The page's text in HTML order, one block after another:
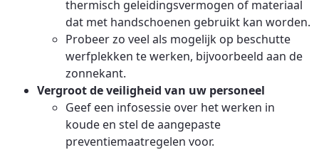
thermisch geleidingsvermogen of materiaal
dat met handschoenen gebruikt kan worden.
Probeer zo veel als mogelijk op beschutte
werfplekken te werken, bijvoorbeeld aan de
zonnekant.
Vergroot de veiligheid van uw personeel
Geef een infosessie over het werken in
koude en stel de aangepaste
preventiemaatregelen voor.